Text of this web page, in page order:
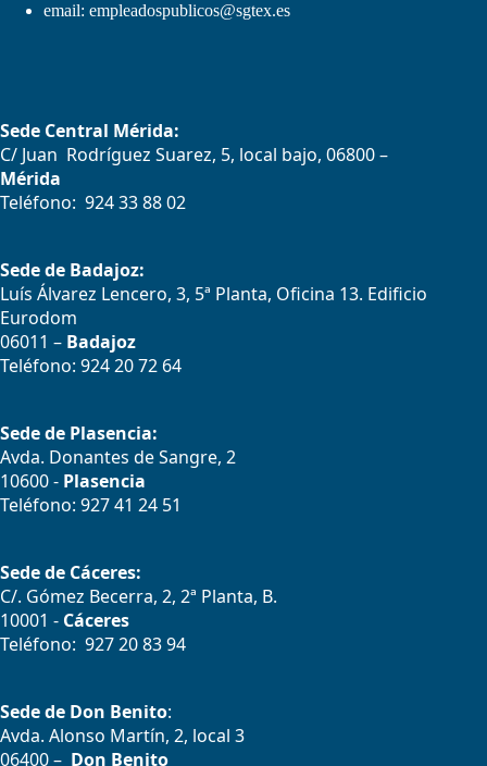
email: empleadospublicos@sgtex.es
Sede Central Mérida:
C/ Juan Rodríguez Suarez, 5, local bajo, 06800 –
Mérida
Teléfono: 924 33 88 02
Sede de Badajoz:
Luís Álvarez Lencero, 3, 5ª Planta, Oficina 13. Edificio
Eurodom
06011 – Badajoz
Teléfono: 924 20 72 64
Sede de Plasencia:
Avda. Donantes de Sangre, 2
10600 - Plasencia
Teléfono: 927 41 24 51
Sede de Cáceres:
C/. Gómez Becerra, 2, 2ª Planta, B.
10001 - Cáceres
Teléfono: 927 20 83 94
Sede de Don Benito:
Avda. Alonso Martín, 2, local 3
06400 – Don Benito